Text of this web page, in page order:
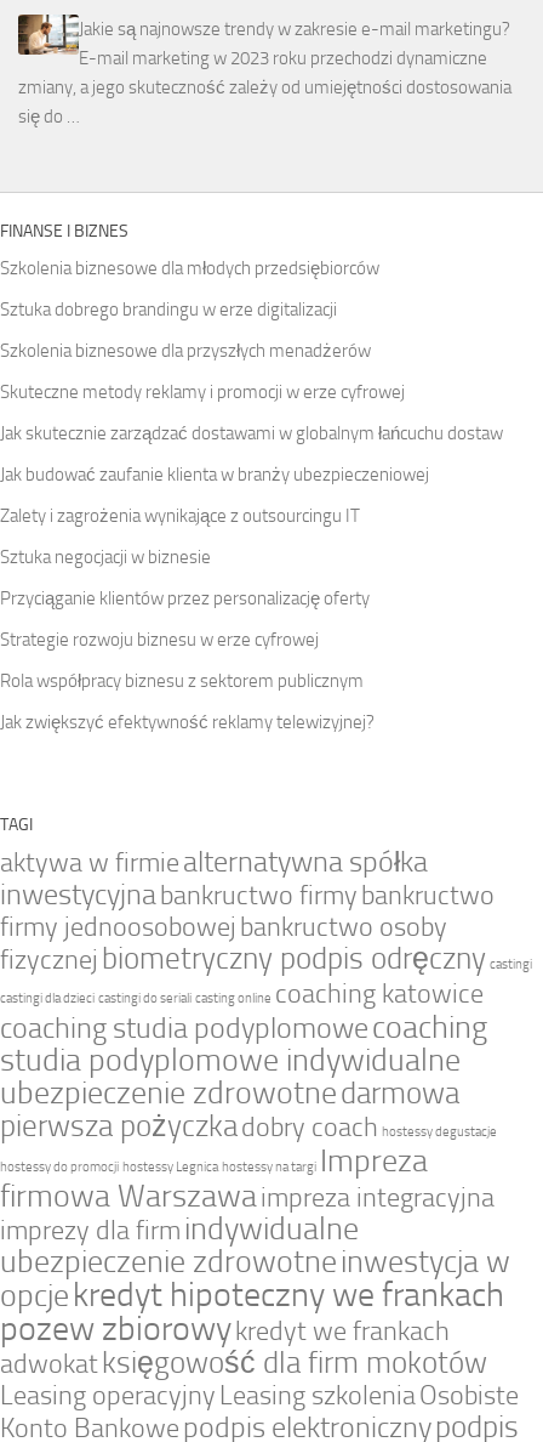
Jakie są najnowsze trendy w zakresie e-mail marketingu?
E-mail marketing w 2023 roku przechodzi dynamiczne
zmiany, a jego skuteczność zależy od umiejętności dostosowania
się do …
FINANSE I BIZNES
Szkolenia biznesowe dla młodych przedsiębiorców
Sztuka dobrego brandingu w erze digitalizacji
Szkolenia biznesowe dla przyszłych menadżerów
Skuteczne metody reklamy i promocji w erze cyfrowej
Jak skutecznie zarządzać dostawami w globalnym łańcuchu dostaw
Jak budować zaufanie klienta w branży ubezpieczeniowej
Zalety i zagrożenia wynikające z outsourcingu IT
Sztuka negocjacji w biznesie
Przyciąganie klientów przez personalizację oferty
Strategie rozwoju biznesu w erze cyfrowej
Rola współpracy biznesu z sektorem publicznym
Jak zwiększyć efektywność reklamy telewizyjnej?
TAGI
aktywa w firmiealternatywna spółka
inwestycyjnabankructwo firmybankructwo
firmy jednoosobowej bankructwo osoby
fizycznej biometryczny podpis odręczny castingi
castingi dla dzieci castingi do seriali casting online coaching katowice
coaching studia podyplomowecoaching
studia podyplomowe indywidualne
ubezpieczenie zdrowotnedarmowa
pierwsza pożyczkadobry coach hostessy degustacje
hostessy do promocji hostessy Legnica hostessy na targi Impreza
firmowa Warszawaimpreza integracyjna
imprezy dla firm indywidualne
ubezpieczenie zdrowotneinwestycja w
opcjekredyt hipoteczny we frankach
pozew zbiorowykredyt we frankach
adwokatksięgowość dla firm mokotów
Leasing operacyjny Leasing szkoleniaOsobiste
Konto Bankowepodpis elektronicznypodpis